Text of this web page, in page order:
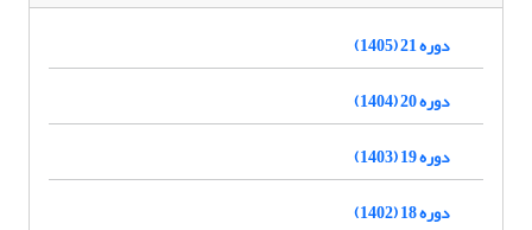
دوره 21 (1405)
دوره 20 (1404)
دوره 19 (1403)
دوره 18 (1402)